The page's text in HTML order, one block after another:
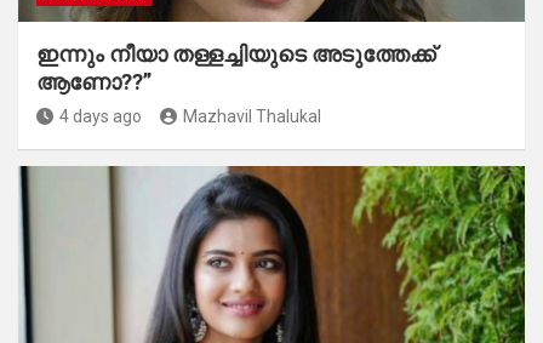
ഇന്നും നീയാ തള്ളച്ചിയുടെ അടുത്തേക്ക്
ആണോ??”
4 days ago Mazhavil Thalukal